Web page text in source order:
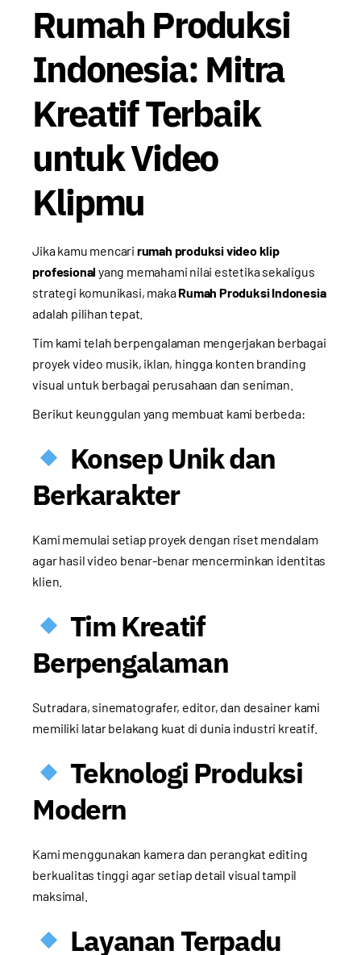
Rumah Produksi
Indonesia: Mitra
Kreatif Terbaik
untuk Video
Klipmu
Jika kamu mencari rumah produksi video klip
profesionalyang memahami nilai estetika sekaligus
strategi komunikasi, makaRumah Produksi Indonesia
adalah pilihan tepat.
Tim kami telah berpengalaman mengerjakan berbagai
proyek video musik, iklan, hingga konten branding
visual untuk berbagai perusahaan dan seniman.
Berikut keunggulan yang membuat kami berbeda:
Konsep Unik dan
Berkarakter
Kami memulai setiap proyek dengan riset mendalam
agar hasil video benar-benar mencerminkan identitas
klien.
Tim Kreatif
Berpengalaman
Sutradara, sinematografer, editor, dan desainer kami
memiliki latar belakang kuat di dunia industri kreatif.
Teknologi Produksi
Modern
Kami menggunakan kamera dan perangkat editing
berkualitas tinggi agar setiap detail visual tampil
maksimal.
Layanan Terpadu